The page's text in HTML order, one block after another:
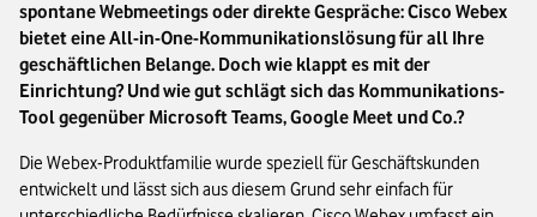
spontane Webmeetings oder direkte Gespräche: Cisco Webex
bietet eine All-in-One-Kommunikationslösung für all Ihre
geschäftlichen Belange. Doch wie klappt es mit der
Einrichtung? Und wie gut schlägt sich das Kommunikations-
Tool gegenüber Microsoft Teams, Google Meet und Co.?
Die Webex-Produktfamilie wurde speziell für Geschäftskunden
entwickelt und lässt sich aus diesem Grund sehr einfach für